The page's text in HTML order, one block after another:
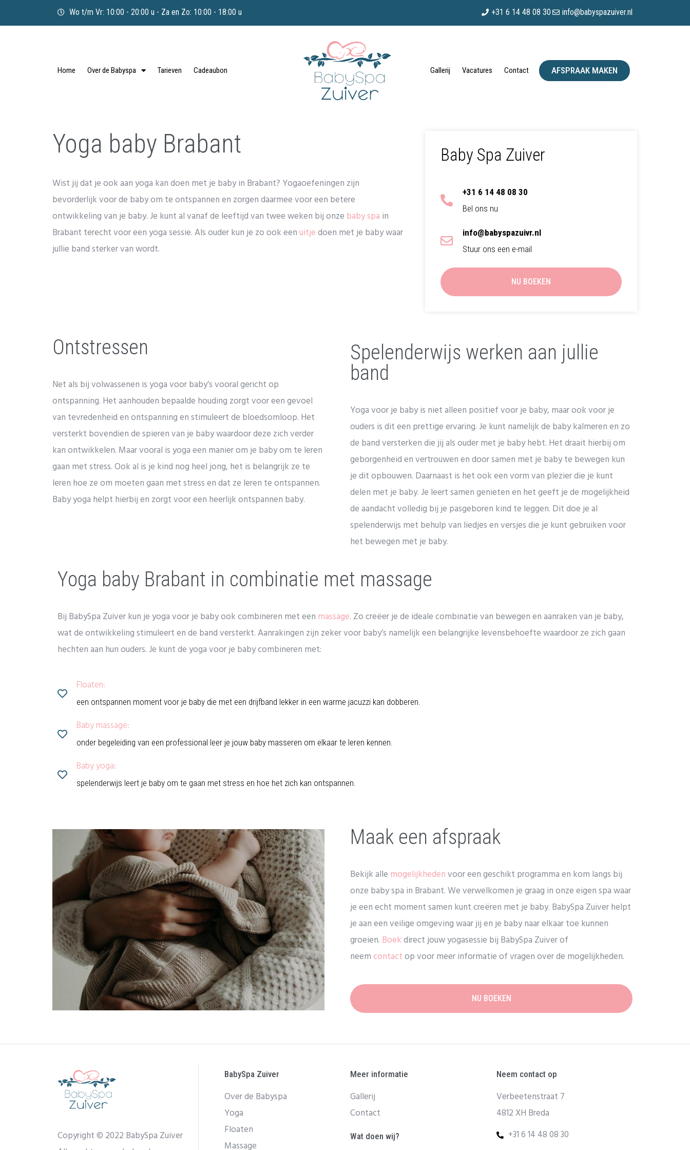
Wo t/m Vr: 10:00 - 20:00 u - Za en Zo: 10:00 - 18:00 u +31 6 14 48 08 30 info@babyspazuiver.nl
Home Over de Babyspa Tarieven Cadeaubon Gallerij Vacatures Contact AFSPRAAK MAKEN
Yoga baby Brabant
Wist jij dat je ook aan yoga kan doen met je baby in Brabant? Yogaoefeningen zijn
bevorderlijk voor de baby om te ontspannen en zorgen daarmee voor een betere
ontwikkeling van je baby. Je kunt al vanaf de leeftijd van twee weken bij onze baby spa in
Brabant terecht voor een yoga sessie. Als ouder kun je zo ook eenuitjedoen met je baby waar
jullie band sterker van wordt.
Baby Spa Zuiver
+31 6 14 48 08 30
Bel ons nu
info@babyspazuivr.nl
Stuur ons een e-mail
NU BOEKEN
Ontstressen
Net als bij volwassenen is yoga voor baby’s vooral gericht op
ontspanning. Het aanhouden bepaalde houding zorgt voor een gevoel
van tevredenheid en ontspanning en stimuleert de bloedsomloop. Het
versterkt bovendien de spieren van je baby waardoor deze zich verder
kan ontwikkelen. Maar vooral is yoga een manier om je baby om te leren
gaan met stress. Ook al is je kind nog heel jong, het is belangrijk ze te
leren hoe ze om moeten gaan met stress en dat ze leren te ontspannen.
Baby yoga helpt hierbij en zorgt voor een heerlijk ontspannen baby.
Spelenderwijs werken aan jullie
band
Yoga voor je baby is niet alleen positief voor je baby, maar ook voor je
ouders is dit een prettige ervaring. Je kunt namelijk de baby kalmeren en zo
de band versterken die jij als ouder met je baby hebt. Het draait hierbij om
geborgenheid en vertrouwen en door samen met je baby te bewegen kun
je dit opbouwen. Daarnaast is het ook een vorm van plezier die je kunt
delen met je baby. Je leert samen genieten en het geeft je de mogelijkheid
de aandacht volledig bij je pasgeboren kind te leggen. Dit doe je al
spelenderwijs met behulp van liedjes en versjes die je kunt gebruiken voor
het bewegen met je baby.
Yoga baby Brabant in combinatie met massage
Bij BabySpa Zuiver kun je yoga voor je baby ook combineren met een massage. Zo creëer je de ideale combinatie van bewegen en aanraken van je baby,
wat de ontwikkeling stimuleert en de band versterkt. Aanrakingen zijn zeker voor baby’s namelijk een belangrijke levensbehoefte waardoor ze zich gaan
hechten aan hun ouders. Je kunt de yoga voor je baby combineren met:
Floaten:
een ontspannen moment voor je baby die met een drijfband lekker in een warme jacuzzi kan dobberen.
Baby massage:
onder begeleiding van een professional leer je jouw baby masseren om elkaar te leren kennen.
Baby yoga:
spelenderwijs leert je baby om te gaan met stress en hoe het zich kan ontspannen.
Maak een afspraak
Bekijk alle mogelijkhedenvoor een geschikt programma en kom langs bij
onze baby spa in Brabant. We verwelkomen je graag in onze eigen spa waar
je een echt moment samen kunt creëren met je baby. BabySpa Zuiver helpt
je aan een veilige omgeving waar jij en je baby naar elkaar toe kunnen
groeien. Boekdirect jouw yogasessie bij BabySpa Zuiver of
neemcontactop voor meer informatie of vragen over de mogelijkheden.
NU BOEKEN
Copyright © 2022 BabySpa Zuiver
BabySpa Zuiver
Over de Babyspa
Yoga
Floaten
Massage
Meer informatie
Gallerij
Contact
Wat doen wij?
Neem contact op
Verbeetenstraat 7
4812 XH Breda
+31 6 14 48 08 30